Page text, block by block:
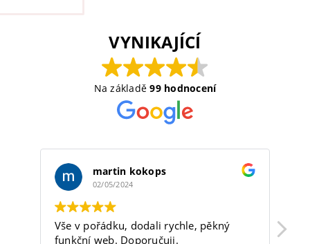
VYNIKAJÍCÍ
Na základě99 hodnocení
martin kokops
02/05/2024
Vše v pořádku, dodali rychle, pěkný
funkční web. Doporučuji.